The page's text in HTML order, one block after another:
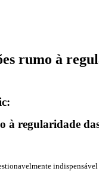
rumo à
regularidade